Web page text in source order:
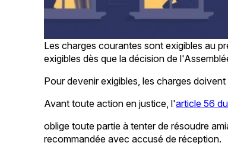
Les charges courantes sont exigibles au
exigibles dès que la décision de
Pour devenir exigibles, les charges
Avant toute action en justice, l'article 56
oblige toute partie à tenter de résoudre
recommandée avec accusé de réception.